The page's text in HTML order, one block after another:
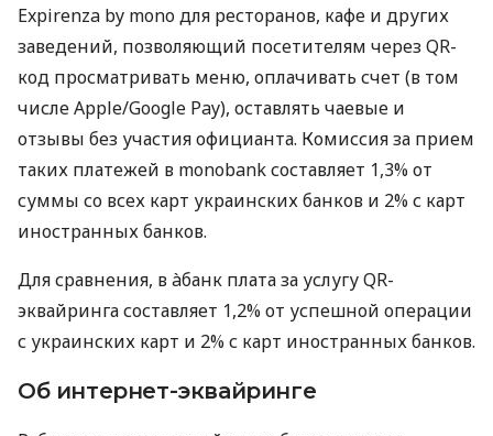
Expirenza by mono для ресторанов, кафе и других
заведений, позволяющий посетителям через QR-
код просматривать меню, оплачивать счет (в том
числе Apple/Google Pay), оставлять чаевые и
отзывы без участия официанта. Комиссия за прием
таких платежей в monobank составляет 1,3% от
суммы со всех карт украинских банков и 2% с карт
иностранных банков.
Для сравнения, в àбанк плата за услугу QR-
эквайринга составляет 1,2% от успешной операции
с украинских карт и 2% с карт иностранных банков.
Об интернет-эквайринге